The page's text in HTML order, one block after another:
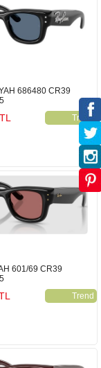
asiler
kişiliklerin
hoşlanırlar.
gezginler,
ve cesur
Ray-
tüketicileri
Girne Akay
686480 CR39
Trend
TL
601/69 CR39
Trend